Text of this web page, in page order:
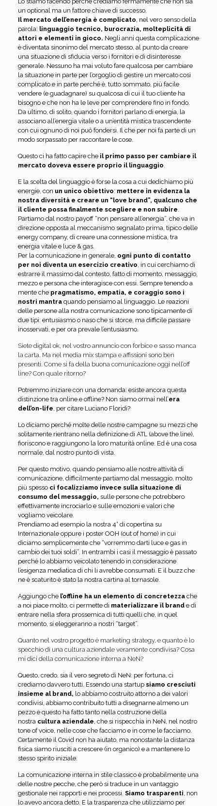
un optional ma un fattore chiave di successo.
Il mercato dell’energia è complicato , nel vero senso della
parola: linguaggio tecnico, burocrazia, molteplicità di
attori e elementi in gioco. Negli anni questa complicazione
è diventata sinonimo del mercato stesso, al punto da creare
una situazione di sfiducia verso i fornitori e di disinteresse
generale. Nessuno ha mai voluto fare qualcosa per cambiare
la situazione in parte per l’orgoglio di gestire un mercato così
complicato e in parte perché è, tutto sommato, più facile
vendere (e guadagnare) su qualcosa di cui il tuo cliente ha
bisogno e che non ha le leve per comprendere fino in fondo.
Da ultimo, di solito, quando i fornitori parlano di energia, la
associano all’energia vitale o a un’entità mistica trascendente
con cui ognuno di noi può fondersi. Il che per noi fa parte di un
modo sorpassato per raccontare le cose.
Questo ci ha fatto capire che il primo passo per cambiare il
mercato doveva essere proprio il linguaggio
E la scelta del linguaggio è forse la cosa a cui dedichiamo più
energie, con un unico obiettivo: mettere in evidenza la
nostra diversità e creare un “love brand”, qualcuno che
il cliente possa finalmente scegliere e non subire
Partiamo dal nostro payoff “non pensare all’energia”, che va in
direzione opposta al meccanismo segnalato prima, tipico delle
energy company, di creare una connessione mistica, tra
energia vitale e luce & gas.
Per la comunicazione in generale, ogni punto di contatto
per noi diventa un esercizio creativo , in cui cerchiamo di
estrarre il massimo dal contesto, fatto di momento, messaggio,
mezzo e persona che interagisce con essi. Sempre tenendo a
mente che pragmatismo, empatia, e coraggio sono i
nostri mantraquando pensiamo al linguaggio. Le reazioni
delle persone alla nostra comunicazione sono tipicamente di
due tipi: entusiasmo o naso che si storce, ma difficile passare
inosservati, e per ora prevale l’entusiasmo.
Siete digital ok, nel vostro annuncio con forbice e sasso manca
la carta. Ma nel media mix stampa e affissioni sono ben
presenti. Come si fa della buona comunicazione oggi nell’off
line? Con quale ritorno?
Potremmo iniziare con una domanda: esiste ancora questa
distinzione tra online e offline? Non siamo ormai nell’era
dell’on-life , per citare Luciano Floridi?
Lo diciamo perché molte delle nostre campagne su mezzi che
solitamente rientrano nella definizione di ATL (above the line),
fioriscono e raggiungono la loro maturità online. Ed è una cosa
normale, dal nostro punto di vista.
Per questo motivo, quando pensiamo alle nostre attività di
comunicazione, difficilmente partiamo dal messaggio, molto
più spesso ci focalizziamo invece sulla situazione di
consumo del messaggio, sulle persone che potrebbero
effettivamente incrociarlo e sulle emozioni e valori che
vogliamo veicolare.
Prendiamo ad esempio la nostra 4° di copertina su
Internazionale oppure i poster OOH (out of home) in cui
diciamo semplicemente che “vorremmo darti luce e gas in
cambio dei tuoi soldi”. In entrambi i casi il messaggio è passato
perché lo abbiamo veicolato tenendo in considerazione
l’esigenza mediatica di chi li avrebbe consumati. E il buzz che
ne è scaturito è stato la nostra cartina al tornasole.
Aggiungo che l’offline ha un elemento di concretezzache
a noi piace molto, ci permette di materializzare il brand e di
entrare nella sfera prossemica di tutti quelli che, in quel
momento, si eleggeranno a nostri “target”.
Quanto nel vostro progetto è marketing strategy, e quanto è lo
specchio di una cultura aziendale veramente condivisa? Cosa
mi dici della comunicazione interna a NeN?
Questo, credo, sia il vero segreto di NeN: per fortuna, ci
crediamo davvero tutti. Essendo una startup siamo cresciuti
insieme al brand, lo abbiamo costruito attorno a dei valori
condivisi, abbiamo contribuito tutti a disegnarne almeno un
pezzo e questo ha fatto tanto nella costruzione della
nostra cultura aziendale , che si rispecchia in NeN, nel nostro
tone of voice, nelle cose che facciamo e in come le facciamo.
Certamente il Covid non ha aiutato, ma nonostante la distanza
fisica siamo riusciti a crescere (in organico) e a mantenere lo
stesso spirito iniziale.
La comunicazione interna in stile classico è probabilmente una
delle nostre pecche, che però si traduce in un vantaggio
gestionale nei rapporti e nei processi. Siamo trasparenti , non
lo avevo ancora detto. E la trasparenza che utilizziamo per